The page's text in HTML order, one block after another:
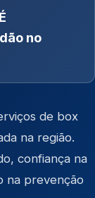
no
de box
na região.
confiança na
na prevenção